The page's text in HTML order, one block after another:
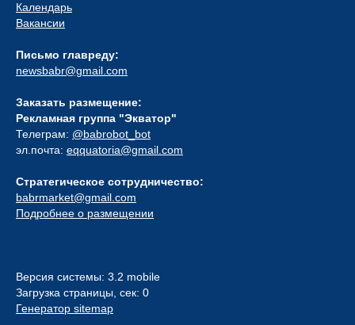
Календарь
Вакансии
Письмо главреду:
newsbabr@gmail.com
Заказать размещение:
Рекламная группа "Экватор"
Телеграм: @babrobot_bot
эл.почта: eqquatoria@gmail.com
Стратегическое сотрудничество:
babrmarket@gmail.com
Подробнее о размещении
Версия системы: 3.2 mobile
Загрузка страницы, сек: 0
Генератор sitemap